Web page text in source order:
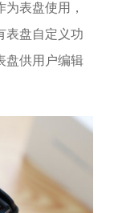
表盘使用，
表盘自定义功
盘供用户编辑